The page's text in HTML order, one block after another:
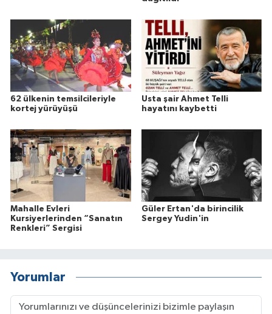
62 ülkenin temsilcileriyle
kortej yürüyüşü
Usta şair Ahmet Telli
hayatını kaybetti
Mahalle Evleri
Kursiyerlerinden “Sanatın
Renkleri” Sergisi
Güler Ertan'da birincilik
Sergey Yudin'in
Yorumlar